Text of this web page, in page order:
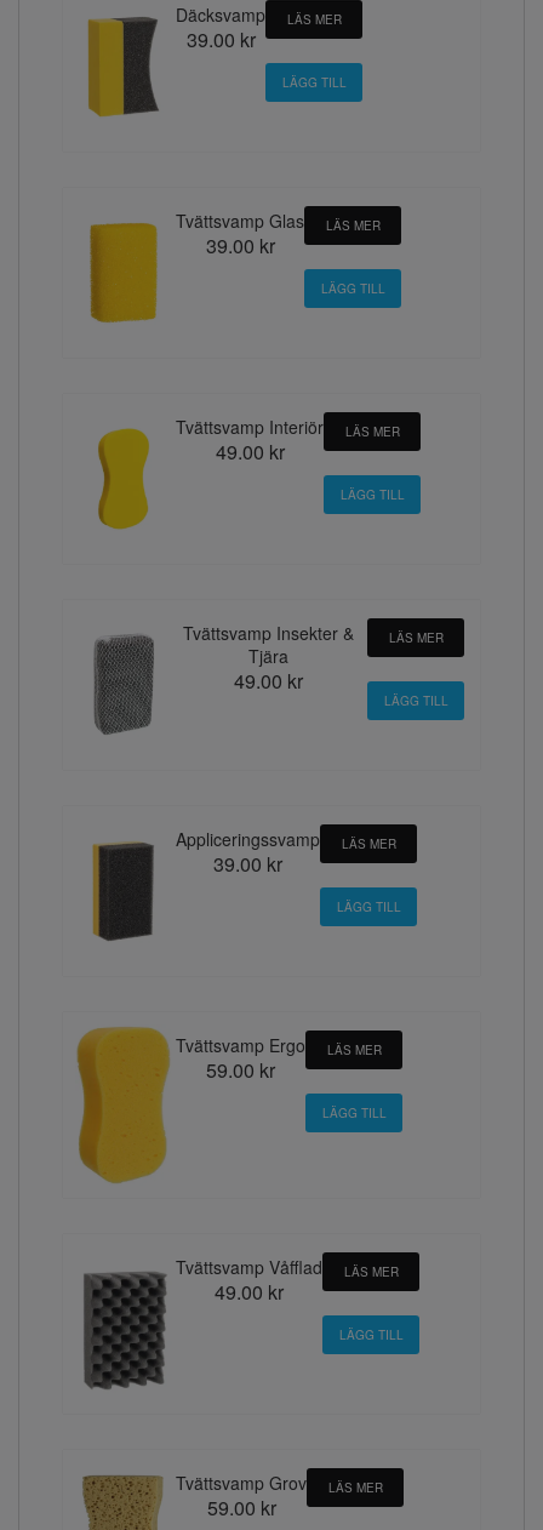
Däcksvamp
39.00 kr
LÄS MER
Tvättsvamp Glas
39.00 kr
LÄS MER
Tvättsvamp Interiör
49.00 kr
LÄS MER
Tvättsvamp Insekter &
Tjära
49.00 kr
LÄS MER
Appliceringssvamp
39.00 kr
LÄS MER
Tvättsvamp Ergo
59.00 kr
LÄS MER
Tvättsvamp Våfflad
49.00 kr
LÄS MER
Tvättsvamp Grov
59.00 kr
LÄS MER